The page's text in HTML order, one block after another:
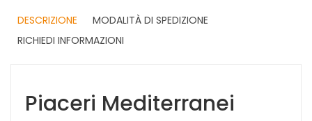
DESCRIZIONE
MODALITÀ DI SPEDIZIONE
RICHIEDI INFORMAZIONI
Piaceri Mediterranei